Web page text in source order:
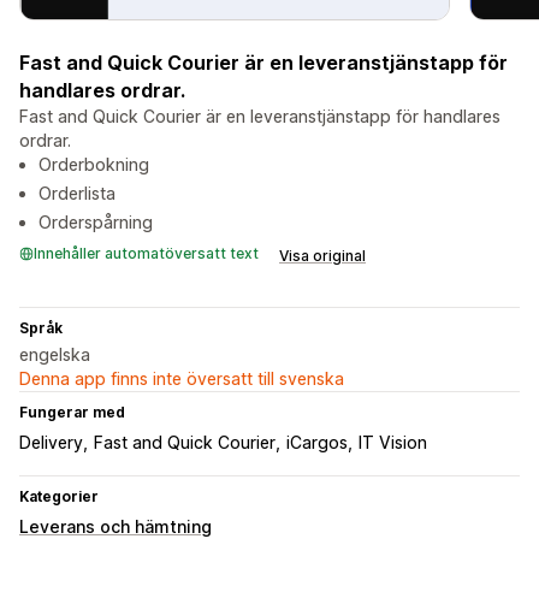
Fast and Quick Courier är en leveranstjänstapp för
handlares ordrar.
Fast and Quick Courier är en leveranstjänstapp för handlares
ordrar.
Orderbokning
Orderlista
Orderspårning
Innehåller automatöversatt text Visa original
Språk
engelska
Denna app finns inte översatt till svenska
Fungerar med
Delivery Fast and Quick Courier iCargos IT Vision
Kategorier
Leverans och hämtning